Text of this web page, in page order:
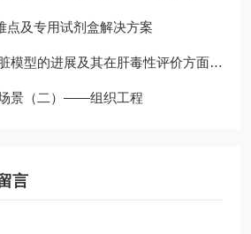
点及专用试剂盒解决方案
型的进展及其在肝毒性评价方面的应用
场景（二）——组织工程
言